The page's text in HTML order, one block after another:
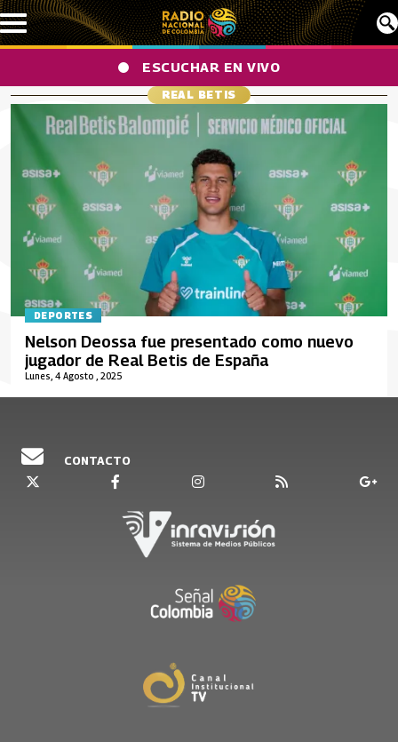
Pasar al contenido principal
ESCUCHAR EN VIVO
REAL BETIS
DEPORTES
Lunes, 4 Agosto , 2025
Nelson Deossa fue presentado como nuevo
jugador de Real Betis de España
CONTACTO